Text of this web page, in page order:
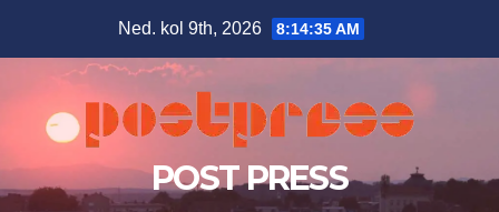
Ned. kol 9th, 2026 8:14:36 AM
POST PRESS